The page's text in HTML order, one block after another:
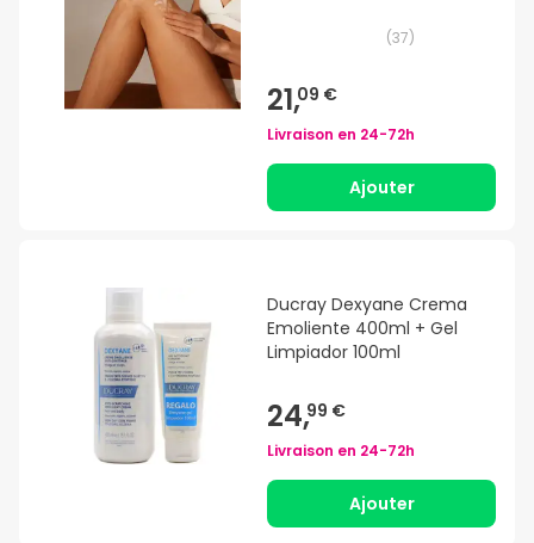
(37)
21,09 €
Livraison en 24-72h
Ajouter
Ducray Dexyane Crema
Emoliente 400ml + Gel
Limpiador 100ml
24,99 €
Livraison en 24-72h
Ajouter